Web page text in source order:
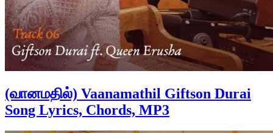
(வானமதில்) Vaanamathil Giftson Durai
Song Lyrics, Chords, MP3